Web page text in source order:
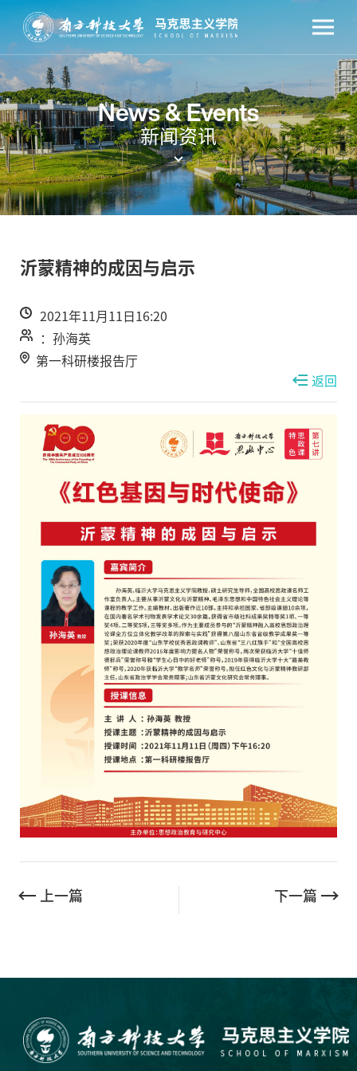
News & Events
新闻资讯
沂蒙精神的成因与启示
2021年11月11日16:20
：孙海英
第一科研楼报告厅
返回
上一篇 下一篇